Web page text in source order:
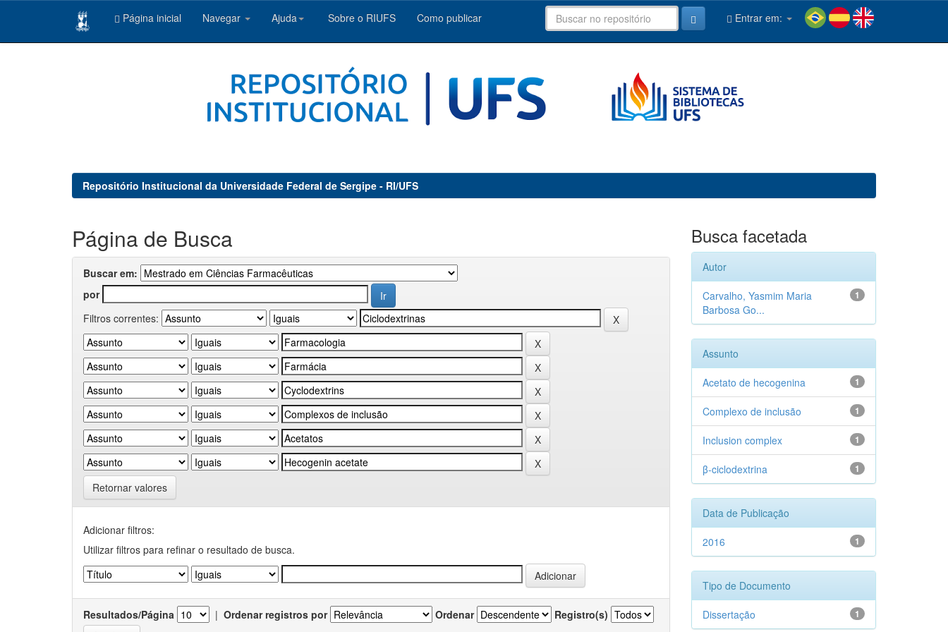
Página inicial Navegar Ajuda Sobre o RIUFS Como publicar Entrar em:
Repositório Institucional da Universidade Federal de Sergipe - RI/UFS
Página de Busca
Buscar em:
por
Filtros correntes:
Retornar valores
Adicionar filtros:
Utilizar filtros para refinar o resultado de busca.
Resultados/Página | Ordenar registros por Ordenar Registro(s)
Busca facetada
Autor
1
Carvalho, Yasmim Maria
Barbosa Go...
Assunto
1
Acetato de hecogenina
1
Complexo de inclusão
1
Inclusion complex
1
β-ciclodextrina
Data de Publicação
1
2016
Tipo de Documento
1
Dissertação